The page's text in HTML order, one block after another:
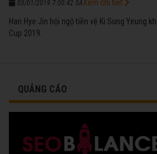
03/01/2019 7:00:42 SA
Han Hye Jin hội ngộ tiền vệ Ki Sung Yeung
Cup 2019.
Xem chi tiết
QUẢNG CÁO